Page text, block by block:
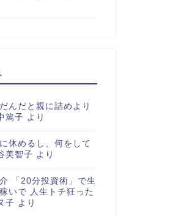
んだと親に詰めより
篤子 より
休めるし、何をして
美智子 より
「20分投資術」で生
いで 人生トチ狂った
子 より